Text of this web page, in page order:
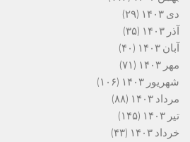
دی ۱۴۰۳
(۲۹)
آذر ۱۴۰۳
(۳۵)
آبان ۱۴۰۳
(۴۰)
مهر ۱۴۰۳
(۷۱)
شهریور ۱۴۰۳
(۱۰۶)
مرداد ۱۴۰۳
(۸۸)
تیر ۱۴۰۳
(۱۴۵)
خرداد ۱۴۰۳
(۴۳)